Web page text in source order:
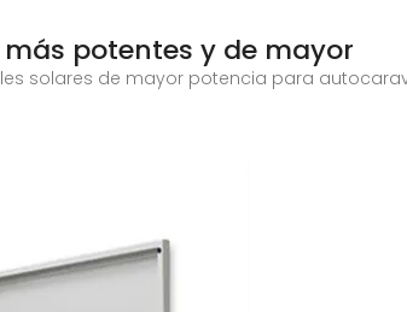
potentes y de mayor
solares de mayor potencia para